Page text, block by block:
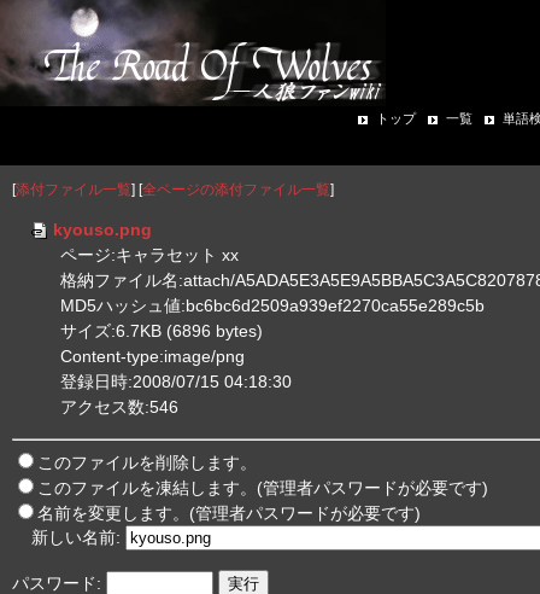
トップ 一覧 単語
[添付ファイル一覧] [全ページの添付ファイル一覧]
kyouso.png
ページ:キャラセット xx
格納ファイル名:attach/
MD5ハッシュ値:bc6bc6d2509a939ef2270ca55e289c5b
サイズ:6.7KB (6896 bytes)
Content-type:image/png
登録日時:2008/07/15 04:18:30
アクセス数:546
このファイルを削除します。
このファイルを凍結します。(管理者パスワードが必要です)
名前を変更します。(管理者パスワードが必要です)
新しい名前:
パスワード: